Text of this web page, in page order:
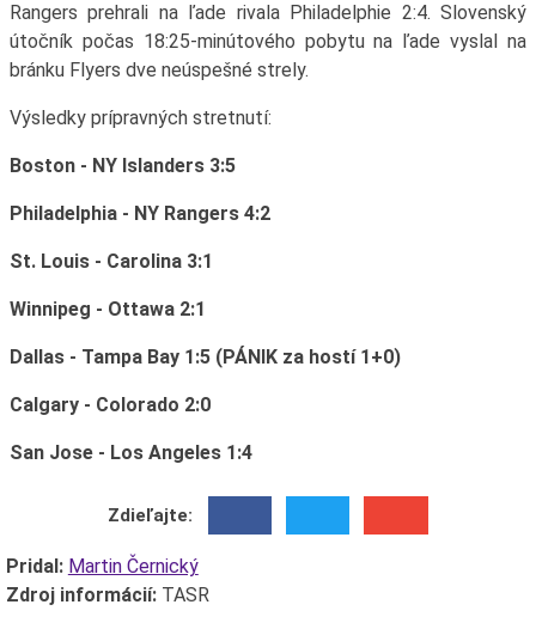
Rangers prehrali na ľade rivala Philadelphie 2:4. Slovenský
útočník počas 18:25-minútového pobytu na ľade vyslal na
bránku Flyers dve neúspešné strely.
Výsledky prípravných stretnutí:
Boston - NY Islanders 3:5
Philadelphia - NY Rangers 4:2
St. Louis - Carolina 3:1
Winnipeg - Ottawa 2:1
Dallas - Tampa Bay 1:5 (PÁNIK za hostí 1+0)
Calgary - Colorado 2:0
San Jose - Los Angeles 1:4
Zdieľajte:
Pridal: Martin Černický
Zdroj informácií:TASR